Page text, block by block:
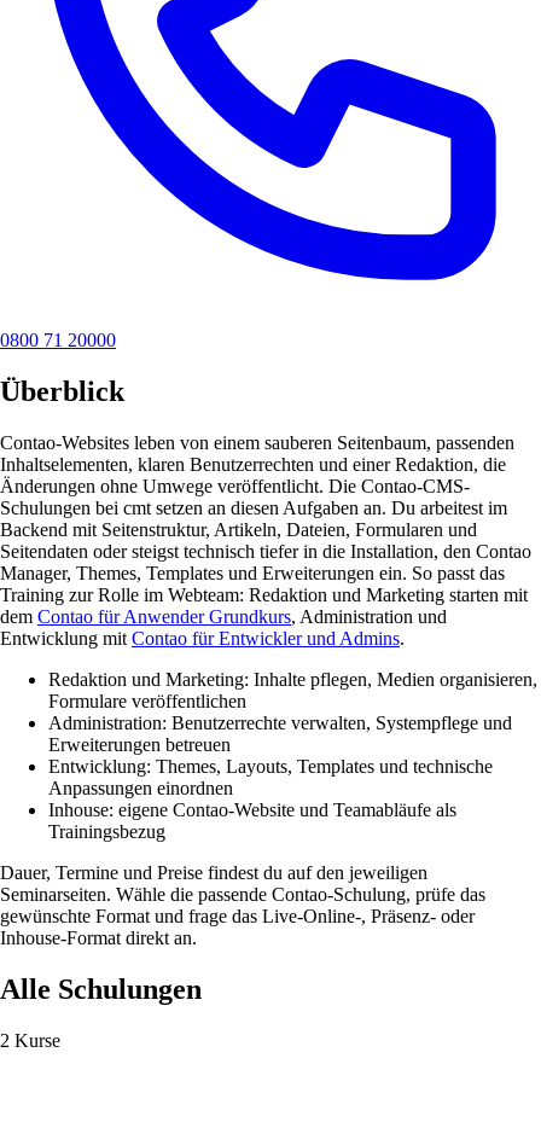
0800 71 20000
Überblick
Contao-Websites leben von einem sauberen Seitenbaum, passenden
Inhaltselementen, klaren Benutzerrechten und einer Redaktion, die
Änderungen ohne Umwege veröffentlicht. Die Contao-CMS-
Schulungen bei cmt setzen an diesen Aufgaben an. Du arbeitest im
Backend mit Seitenstruktur, Artikeln, Dateien, Formularen und
Seitendaten oder steigst technisch tiefer in die Installation, den Contao
Manager, Themes, Templates und Erweiterungen ein. So passt das
Training zur Rolle im Webteam: Redaktion und Marketing starten mit
dem Contao für Anwender Grundkurs, Administration und
Entwicklung mit Contao für Entwickler und Admins.
Redaktion und Marketing: Inhalte pflegen, Medien organisieren,
Formulare veröffentlichen
Administration: Benutzerrechte verwalten, Systempflege und
Erweiterungen betreuen
Entwicklung: Themes, Layouts, Templates und technische
Anpassungen einordnen
Inhouse: eigene Contao-Website und Teamabläufe als
Trainingsbezug
Dauer, Termine und Preise findest du auf den jeweiligen
Seminarseiten. Wähle die passende Contao-Schulung, prüfe das
gewünschte Format und frage das Live-Online-, Präsenz- oder
Inhouse-Format direkt an.
Alle Schulungen
2 Kurse